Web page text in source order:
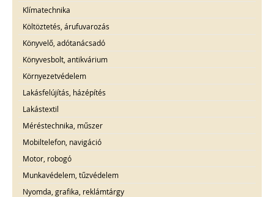
Klímatechnika
Költöztetés, árufuvarozás
Könyvelő, adótanácsadó
Könyvesbolt, antikvárium
Környezetvédelem
Lakásfelújítás, házépítés
Lakástextil
Méréstechnika, műszer
Mobiltelefon, navigáció
Motor, robogó
Munkavédelem, tűzvédelem
Nyomda, grafika, reklámtárgy